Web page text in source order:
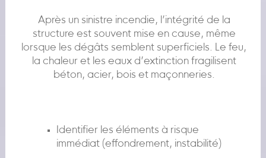
Après un sinistre incendie, l’intégrité de la
structure est souvent mise en cause, même
lorsque les dégâts semblent superficiels. Le feu,
la chaleur et les eaux d’extinction fragilisent
béton, acier, bois et maçonneries.
Identifier les éléments à risque
immédiat (effondrement, instabilité)